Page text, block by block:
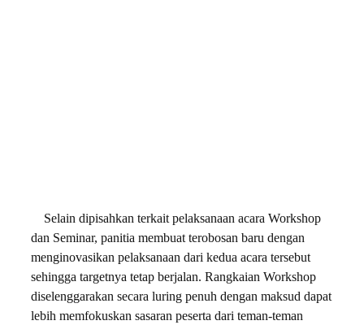
Selain dipisahkan terkait pelaksanaan acara Workshop
dan Seminar, panitia membuat terobosan baru dengan
menginovasikan pelaksanaan dari kedua acara tersebut
sehingga targetnya tetap berjalan. Rangkaian Workshop
diselenggarakan secara luring penuh dengan maksud dapat
lebih memfokuskan sasaran peserta dari teman-teman